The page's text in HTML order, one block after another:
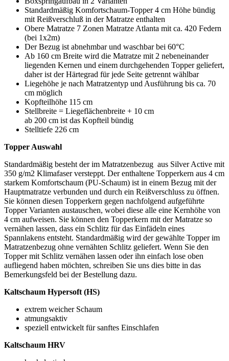
Standardmäßig Komfortschaum-Topper 4 cm Höhe bündig
mit Reißverschluß in der Matratze enthalten
Obere Matratze 7 Zonen Matratze Atlanta mit ca. 420 Federn
(bei 1x2m)
Der Bezug ist abnehmbar und waschbar bei 60°C
Ab 160 cm Breite wird die Matratze mit 2 nebeneinander
liegenden Kernen und einem durchgehenden Topper geliefert,
daher ist der Härtegrad für jede Seite getrennt wählbar
Liegehöhe je nach Matratzentyp und Ausführung bis ca. 70
cm möglich
Kopfteilhöhe 115 cm
Stellbreite = Liegeflächenbreite + 10 cm
ab 200 cm ist das Kopfteil bündig
Stelltiefe 226 cm
Topper Auswahl
Standardmäßig besteht der im Matratzenbezug aus Silver Active mit
350 g/m2 Klimafaser versteppt. Der enthaltene Topperkern aus 4 cm
starkem Komfortschaum (PU-Schaum) ist in einem Bezug mit der
Hauptmatratze verbunden und durch ein Reißverschluss zu öffnen.
Sie können diesen Topperkern gegen nachfolgend aufgeführte
Topper Varianten austauschen, wobei diese alle eine Kernhöhe von
4 cm aufweisen. Sie können den Topperkern mit der Matratze so
vernähen lassen, dass ein Schlitz für das Einfädeln eines
Spannlakens entsteht. Standardmäßig wird der gewählte Topper im
Matratzenbezug ohne vernähten Schlitz geliefert. Wenn Sie den
Topper mit Schlitz vernähen lassen oder ihn einfach lose oben
aufliegend haben möchten, schreiben Sie uns dies bitte in das
Bemerkungsfeld bei der Bestellung dazu.
Kaltschaum Hypersoft (HS)
extrem weicher Schaum
atmungsaktiv
speziell entwickelt für sanftes Einschlafen
Kaltschaum HRV